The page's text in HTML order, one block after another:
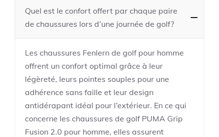
Quel est le confort offert par chaque paire
de chaussures lors d’une journée de golf?
Les chaussures Fenlern de golf pour homme
offrent un confort optimal grâce à leur
légèreté, leurs pointes souples pour une
adhérence sans faille et leur design
antidérapant idéal pour l’extérieur. En ce qui
concerne les chaussures de golf PUMA Grip
Fusion 2.0 pour homme, elles assurent